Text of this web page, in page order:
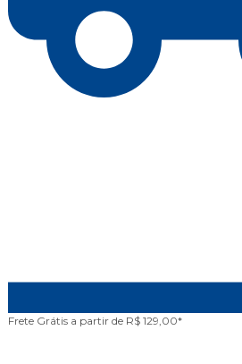
Frete Grátis a partir de R$ 129,00*